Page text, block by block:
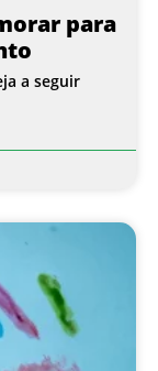
para
a seguir